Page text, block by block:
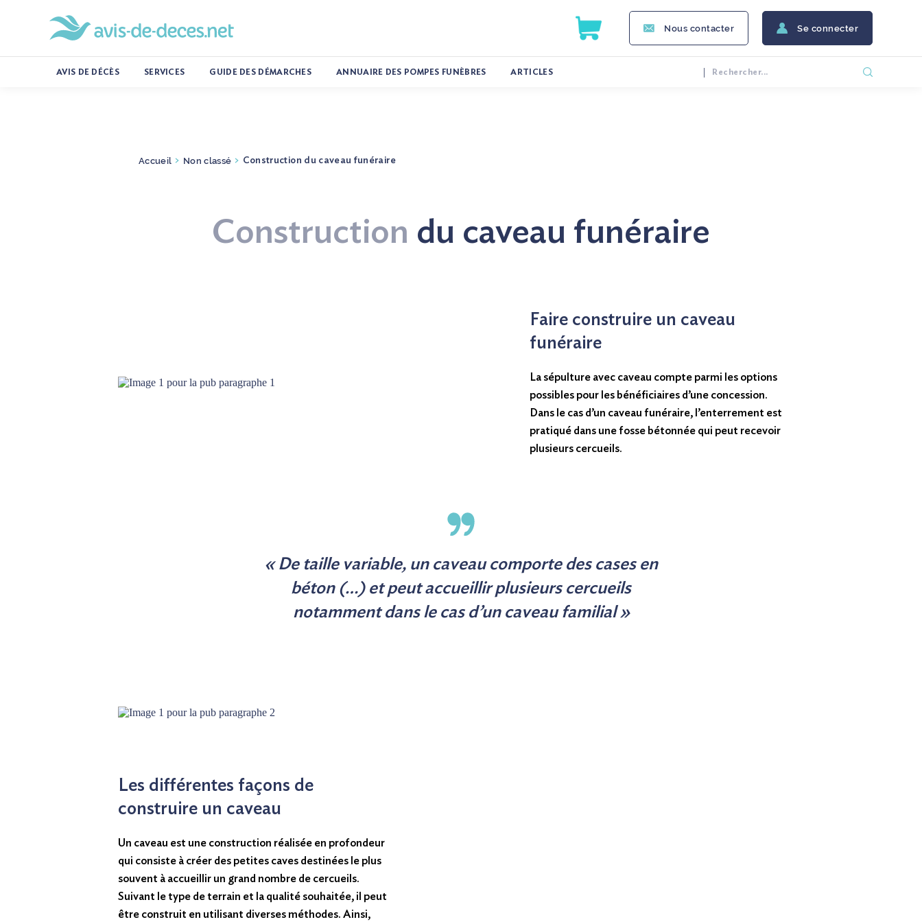
Nous contacter Se connecter
AVIS DE DÉCÈS SERVICES GUIDE DES DÉMARCHES ANNUAIRE DES POMPES FUNÈBRES ARTICLES
Accueil > Non classé > Construction du caveau funéraire
Construction du caveau funéraire
Faire construire un caveau
funéraire
La sépulture avec caveau compte parmi les options
possibles pour les bénéficiaires d’une concession.
Dans le cas d’un caveau funéraire, l’enterrement est
pratiqué dans une fosse bétonnée qui peut recevoir
plusieurs cercueils.
« De taille variable, un caveau comporte des cases en
béton (…) et peut accueillir plusieurs cercueils
notamment dans le cas d’un caveau familial »
Les différentes façons de
construire un caveau
Un caveau est une construction réalisée en profondeur
qui consiste à créer des petites caves destinées le plus
souvent à accueillir un grand nombre de cercueils.
Suivant le type de terrain et la qualité souhaitée, il peut
être construit en utilisant diverses méthodes. Ainsi,